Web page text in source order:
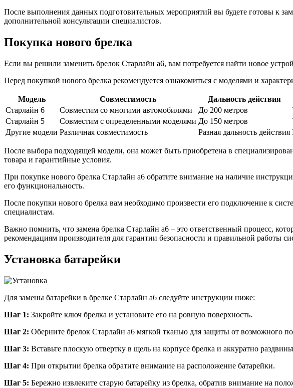
После выполнения данных подготовительных мероприятий вы будете готовы к
дополнительной консультации специалистов.
Покупка нового брелка
Если вы решили заменить брелок Старлайн а6, вам потребуется найти новое
Перед покупкой нового брелка рекомендуется ознакомиться с моделями и
Модель Совместимость Дальность действия
Старлайн 6
Совместим со многими автомобилями До 200 метров
Старлайн 5
Совместим с определенными моделями До 150 метров
Другие модели Различная совместимость Разная дальность действия
После выбора подходящей модели, она может быть приобретена в
товара и гарантийные условия.
При покупке нового брелка Старлайн а6 обратите внимание на наличие
его функциональность.
После покупки нового брелка вам необходимо произвести его подключение к
специалистам.
Важно помнить, что замена брелка Старлайн а6 – это ответственный процесс,
рекомендациям производителя для гарантии безопасности и правильной работы
Установка батарейки
Для замены батарейки в брелке Старлайн а6 следуйте инструкции ниже:
Шаг 1: Закройте ключ брелка и установите его на ровную поверхность.
Шаг 2: Оберните брелок Старлайн а6 мягкой тканью для защиты от возможного
Шаг 3: Вставьте плоскую отвертку в щель на корпусе брелка и аккуратно
Шаг 4: При открытии брелка обратите внимание на расположение батарейки.
Шаг 5: Бережно извлеките старую батарейку из брелка, обратив внимание на